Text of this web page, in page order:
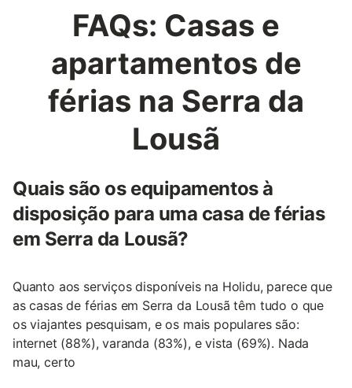
FAQs: Casas e
apartamentos de
férias na Serra da
Lousã
Quais são os equipamentos à
disposição para uma casa de férias
em Serra da Lousã?
Quanto aos serviços disponíveis na Holidu, parece que
as casas de férias em Serra da Lousã têm tudo o que
os viajantes pesquisam, e os mais populares são:
internet (88%), varanda (83%), e vista (69%). Nada
mau, certo